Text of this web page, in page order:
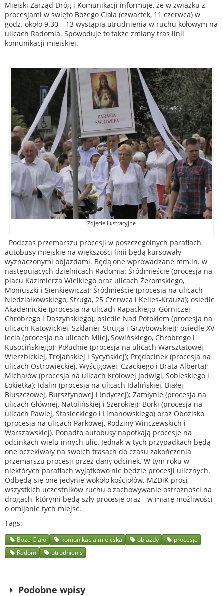
Miejski Zarząd Dróg i Komunikacji informuje, że w związku z
procesjami w święto Bożego Ciała (czwartek, 11 czerwca) w
godz. około 9.30 – 13 wystąpią utrudnienia w ruchu kołowym na
ulicach Radomia. Spowoduje to także zmiany tras linii
komunikacji miejskiej.
Zdjęcie ilustracyjne
Podczas przemarszu procesji w poszczególnych parafiach
autobusy miejskie na większości linii będą kursowały
wyznaczonymi objazdami. Będą one wprowadzane mm.in. w
następujących dzielnicach Radomia: Śródmieście (procesja na
placu Kazimierza Wielkiego oraz ulicach Żeromskiego,
Moniuszki i Sienkiewicza); Śródmieście (procesja na ulicach
Niedziałkowskiego, Struga, 25 Czerwca i Kelles-Krauza); osiedle
Akademickie (procesja na ulicach Rapackiego, Górniczej,
Chrobrego i Daszyńskiego); osiedle Nad Potokiem (procesja na
ulicach Katowickiej, Szklanej, Struga i Grzybowskiej); osiedle XV-
lecia (procesja na ulicach Miłej, Sowińskiego, Chrobrego i
Kusocińskiego); Południe (procesja na ulicach Warsztatowej,
Wierzbickiej, Trojańskiej i Sycyńskiej); Prędocinek (procesja na
ulicach Ostrowieckiej, Wyścigowej, Czackiego i Brata Alberta);
Michałów (procesja na ulicach Królowej Jadwigi, Sobieskiego i
Łokietka); Idalin (procesja na ulicach Idalińskiej, Białej,
Bluszczowej, Bursztynowej i Indyczej); Zamłynie (procesja na
ulicach Głównej, Natolińskiej i Szerokiej); Borki (procesja na
ulicach Pawiej, Stasieckiego i Limanowskiego) oraz Obozisko
(procesja na ulicach Parkowej, Rodziny Winczewskich i
Warszawskiej). Ponadto autobusy napotkają procesje na
odcinkach wielu innych ulic. Jednak w tych przypadkach będą
one oczekiwały na swoich trasach do czasu zakończenia
przemarszu procesji przez dany odcinek. W tym roku w
niektórych parafiach wyjątkowo nie będzie procesji ulicznych.
Odbędą się one jedynie wokoło kościołów. MZDiK prosi
wszystkich uczestników ruchu o zachowywanie ostrożności na
drogach, którymi będą szły procesje oraz - w miarę możliwości -
o omijanie tych miejsc.
Tags
Boże Ciało komunikacja miejeska objazdy
procesje
Radom
utrudnienis
Podobne wpisy